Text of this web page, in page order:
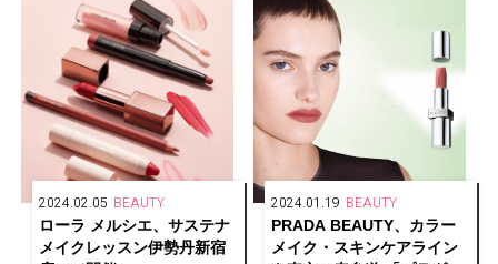
2024.02.05 BEAUTY
ローラ メルシエ、サステナ
メイクレッスン伊勢丹新宿
2024.01.19 BEAUTY
PRADA BEAUTY、カラー
メイク・スキンケアライン